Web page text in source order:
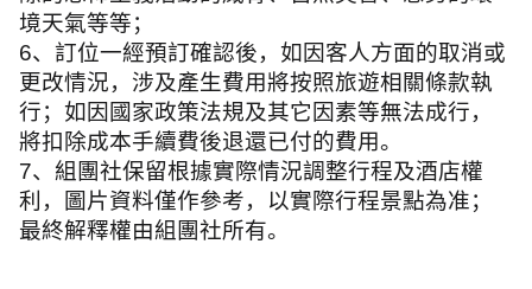
境天氣等等；
6、訂位一經預訂確認後，如因客人方面的取消或
更改情況，涉及產生費用將按照旅遊相關條款執
行；如因國家政策法規及其它因素等無法成行，
將扣除成本手續費後退還已付的費用。
7、組團社保留根據實際情況調整行程及酒店權
利，圖片資料僅作參考，以實際行程景點為准；
最終解釋權由組團社所有。